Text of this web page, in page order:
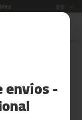
envíos -